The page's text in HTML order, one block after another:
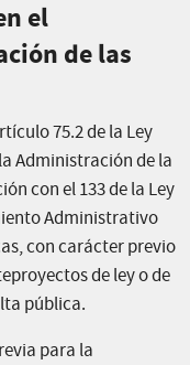
el
de las
75.2 de la Ley
Administración de la
con el 133 de la Ley
Administrativo
con carácter previo
de ley o de
pública.
para la